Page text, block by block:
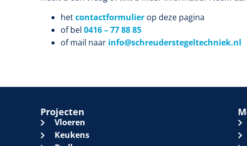
hetcontactformulier op deze pagina
of bel 0416 – 77 88 85
of mail naar info@schreuderstegeltechniek.nl
Projecten
Vloeren
Keukens